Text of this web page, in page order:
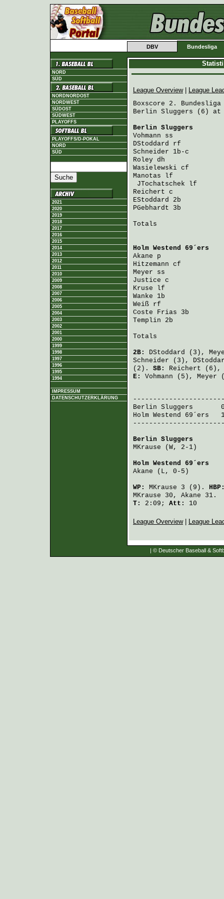
DBV Bundesliga
NORD
SÜD
NORDNORDOST
NORDWEST
SÜDOST
SÜDWEST
PLAYOFFS
PLAYOFFS/D-POKAL
NORD
SÜD
2021
2020
2019
2018
2017
2016
2015
2014
2013
2012
2011
2010
2009
2008
2007
2006
2005
2004
2003
2002
2001
2000
1999
1998
1997
1996
1995
1994
IMPRESSUM
DATENSCHUTZERKLÄRUNG
League Overview|
League
Boxscore 2.
Berlin Sluggers (6) at
Berlin Sluggers
Vohmann ss
DStoddard rf
Schneider 1b-c
Roley dh
Wasielewski cf
Manotas lf              1
JTochatschek lf
Reichert c
EStoddard 2b
PGebhardt 3b
Totals
Holm Westend 69´ers
Akane p
Hitzemann cf
Meyer ss
Justice c
Kruse lf                3
Wanke 1b
Weiß rf                 3
Coste Frias 3b
Templin 2b
Totals
2B: DStoddard (3),
Schneider (3),
(2). SB: Reichert
E: Vohmann (5), Meyer
Berlin Sluggers
Holm Westend 69´ers
Berlin Sluggers
MKrause (W, 2-1)
Holm Westend 69´ers
Akane (L, 0-5)
WP: MKrause 3 (9).
MKrause 30, Akane 31.
T:
2:09; Att: 10
League Overview| League
| © Deutscher Baseball &